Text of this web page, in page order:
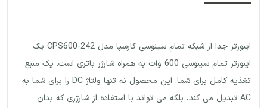
اینورتر جدا از شبکه تمام سینوسی کارسپا مدل CPS600-242 یک
اینورتر تمام سینوسی 600 وات به همراه شارژر باتری است. یک منبع
تغذیه کامل برای شما. این محصول نه تنها ولتاژ DC را برای شما به
AC تبدیل می کند، بلکه می تواند با استفاده از شارژری که بدان